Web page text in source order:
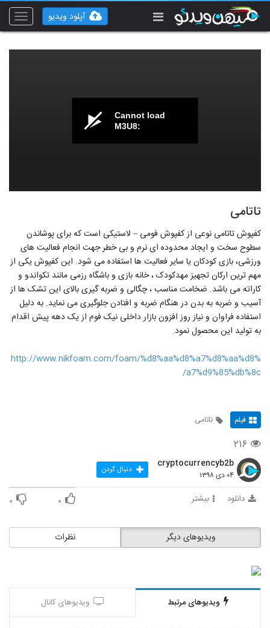
Toggle
آپلود ویدیو
Cannot load
M3U8:
تاتامی
کفپوش تاتامی نوعی از کفپوش فومی – لاستیکی است که برای پوشاندن
سطوح سخت و ایجاد محدوده ای نرم و بی خطر جهت انجام فعالیت های
ورزشی، بازی کودکان یا سایر فعالیت ها استفاده می شود. این کفپوش یکی از
مهم ترین ارکان تجهیز مهدکودک ، خانه بازی و باشگاه رزمی مانند تکواندو و
کاراته می باشد. ضخامت مناسب ، چگالی و ضربه گیری بالای این تشک ها از
آسیب و ضربه به بدن در هنگام ضربه و افتادن جلوگیری می نماید. به دلیل
استفاده فراوان و نیاز روز افزون بازار داخلی نیک فوم از یک دهه پیش اقدام
به تولید این محصول نمود.
http://www.nikfoam.com/foam/%d8%aa%d8%a7%d8%aa%d8%
a7%d9%85%db%8c/
فیلم تاتامی
۲۱۶
cryptocurrencyb2b
۰۴ دی ۱۳۹۸ دنبال کردن
دانلود بیشتر ۰ ۰
نظرات ویدیوهای دیگر
ویدیوهای مرتبط ویدیوهای کانال